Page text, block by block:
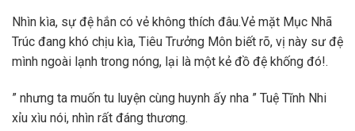
Nhìn kìa, sự đệ hắn có vẻ không thích đâu.Vẻ mặt Mục Nhã
Trúc đang khó chịu kìa, Tiêu Trưởng Môn biết rõ, vị này sư đệ
mình ngoài lạnh trong nóng, lại là một kẻ đồ đệ khống đó!.
” nhưng ta muốn tu luyện cùng huynh ấy nha ” Tuệ Tĩnh Nhi
xỉu xìu nói, nhìn rất đáng thương.